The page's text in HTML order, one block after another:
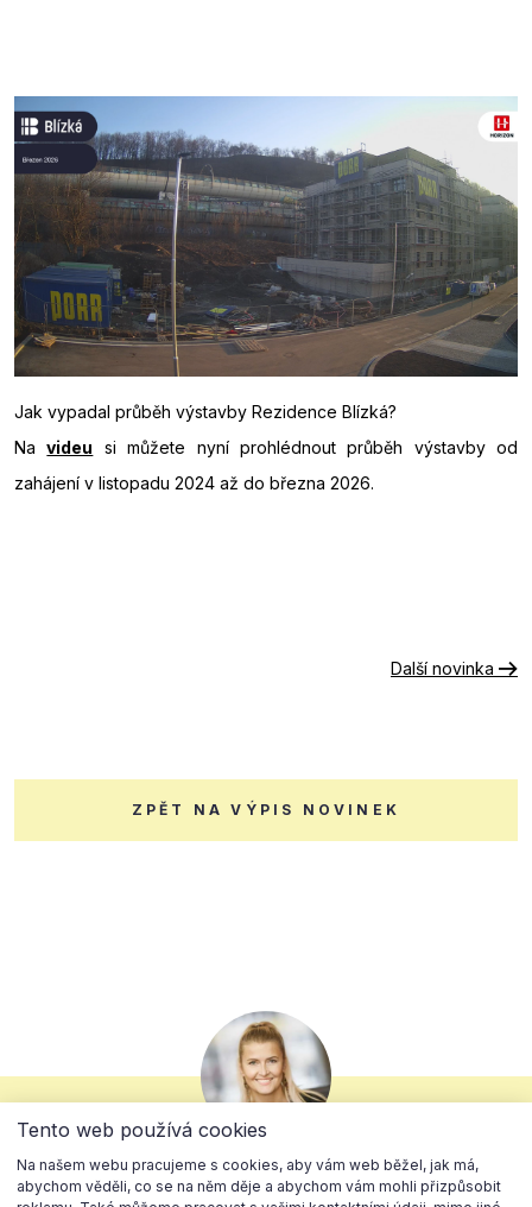
Jak vypadal průběh výstavby Rezidence Blízká?
Navideu si můžete nyní prohlédnout průběh výstavby od
zahájení v listopadu 2024 až do března 2026.
Další novinka
ZPĚT NA VÝPIS NOVINEK
Tento web používá cookies
Na našem webu pracujeme s cookies, aby vám web běžel, jak má,
abychom věděli, co se na něm děje a abychom vám mohli přizpůsobit